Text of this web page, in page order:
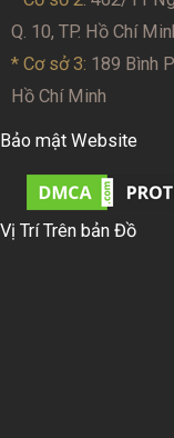
Q. 10, TP. Hồ Chí
* Cơ sở 3: 189 Bình
Hồ Chí Minh
Bảo mật Website
Vị Trí Trên bản Đồ